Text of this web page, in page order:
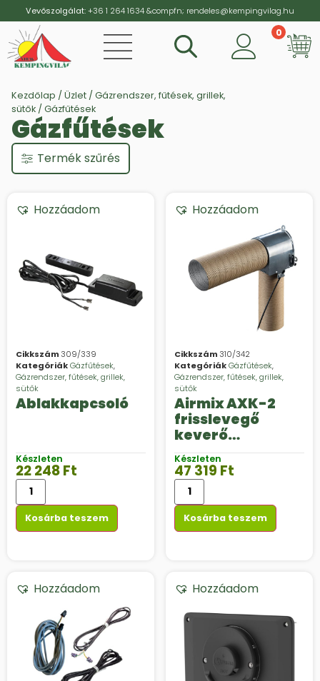
Vevőszolgálat:+36 1 264 1634&compfn; rendeles@kempingvilag.hu
0
Kezdőlap / Üzlet / Gázrendszer, fűtések, grillek,
sütők / Gázfűtések
Gázfűtések
Termék szűrés
Hozzáadom
Cikkszám 309/339
KategóriákGázfűtések,
Gázrendszer, fűtések, grillek,
sütők
Ablakkapcsoló
Készleten
22 248Ft
Kosárba teszem
Hozzáadom
Cikkszám 310/342
KategóriákGázfűtések,
Gázrendszer, fűtések, grillek,
sütők
Airmix AXK-2
frisslevegő
keverő
komfortcsomag
Truma
ventilátorokhoz
Készleten
47 319 Ft
Kosárba teszem
Hozzáadom Hozzáadom